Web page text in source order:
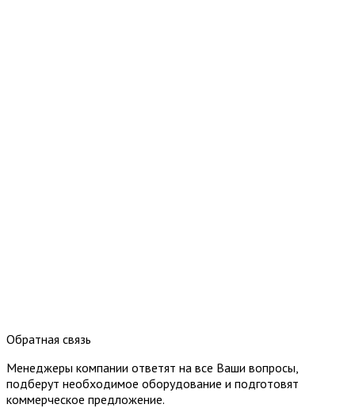
Обратная связь
Менеджеры компании ответят на все Ваши вопросы,
подберут необходимое оборудование и подготовят
коммерческое предложение.